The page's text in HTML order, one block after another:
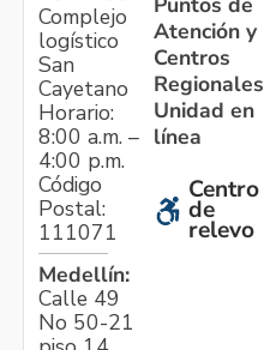
Complejo
logístico
San
Cayetano
Horario:
8:00 a.m. –
4:00 p.m.
Código
Postal:
111071
Medellín:
Calle 49
No 50-21
Atención y
Centros
Regionales
Unidad en
línea
Centro
de
relevo